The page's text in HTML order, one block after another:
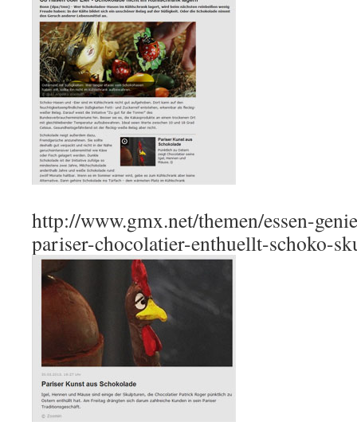
http://www.gmx.net/themen/essen-
pariser-chocolatier-enthuellt-schoko-